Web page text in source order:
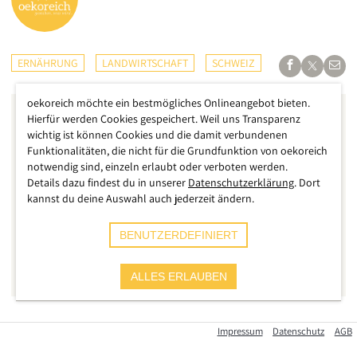
ERNÄHRUNG LANDWIRTSCHAFT SCHWEIZ
Wer an die Schweiz denkt, der hat wohl idyllische Berge,
Impressum Datenschutz AGB
oekoreich möchte ein bestmögliches Onlineangebot bieten.
Hierfür werden Cookies gespeichert. Weil uns Transparenz
wichtig ist können Cookies und die damit verbundenen
Funktionalitäten, die nicht für die Grundfunktion von oekoreich
notwendig sind, einzeln erlaubt oder verboten werden.
Details dazu findest du in unserer Datenschutzerklärung. Dort
kannst du deine Auswahl auch jederzeit ändern.
BENUTZERDEFINIERT
ALLES ERLAUBEN